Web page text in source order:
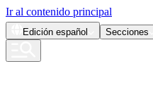
Ir al contenido principal
Edición español Secciones